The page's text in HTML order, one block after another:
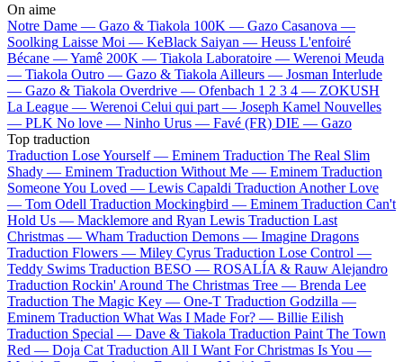
On aime
Notre Dame — Gazo & Tiakola 100K — Gazo Casanova —
Soolking Laisse Moi — KeBlack Saiyan — Heuss L'enfoiré
Bécane —Yamê 200K — Tiakola Laboratoire — Werenoi Meuda
— Tiakola Outro — Gazo & Tiakola Ailleurs — Josman Interlude
— Gazo & Tiakola Overdrive — Ofenbach 1 2 3 4 — ZOKUSH
La League — Werenoi Celui qui part — Joseph Kamel Nouvelles
— PLK No love — Ninho Urus — Favé (FR) DIE — Gazo
Top traduction
Traduction Lose Yourself — Eminem Traduction The Real Slim
Shady — Eminem Traduction Without Me — Eminem Traduction
Someone You Loved — Lewis Capaldi Traduction Another Love
— Tom Odell Traduction Mockingbird — Eminem Traduction Can't
Hold Us — Macklemore and Ryan Lewis Traduction Last
Christmas — Wham Traduction Demons — Imagine Dragons
Traduction Flowers — Miley Cyrus Traduction Lose Control —
Teddy Swims Traduction BESO — ROSALÍA & Rauw Alejandro
Traduction Rockin' Around The Christmas Tree — Brenda Lee
Traduction The Magic Key — One-T Traduction Godzilla —
Eminem Traduction What Was I Made For? — Billie Eilish
Traduction Special — Dave & Tiakola Traduction Paint The Town
Red — Doja Cat Traduction All I Want For Christmas Is You —